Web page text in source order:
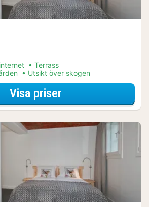
Terrass
Utsikt över skogen
Visa priserför Övernattning